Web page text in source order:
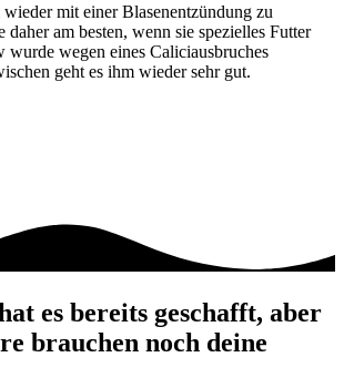
mit einer Blasenentzündung zu
daher am besten, wenn sie spezielles Futter
wegen eines Caliciausbruches
geht es ihm wieder sehr gut.
es bereits geschafft, aber
brauchen noch deine